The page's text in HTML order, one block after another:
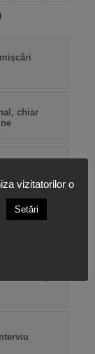
chiar
vizitatorilor o
Setări